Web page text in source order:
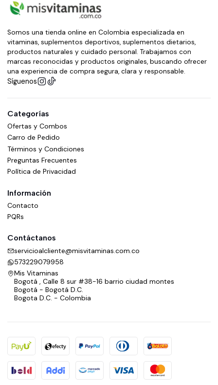
Somos una tienda online en Colombia especializada en
vitaminas, suplementos deportivos, suplementos dietarios,
productos naturales y cuidado personal. Trabajamos con
marcas reconocidas y productos originales, buscando ofrecer
una experiencia de compra segura, clara y responsable.
Síguenos
Categorías
Ofertas y Combos
Carro de Pedido
Términos y Condiciones
Preguntas Frecuentes
Política de Privacidad
Información
Contacto
PQRs
Contáctanos
servicioalcliente@misvitaminas.com.co
573229079958
Mis Vitaminas
Bogotá , Calle 8 sur #38-16 barrio ciudad montes
Bogotá - Bogotá D.C.
Bogota D.C. - Colombia